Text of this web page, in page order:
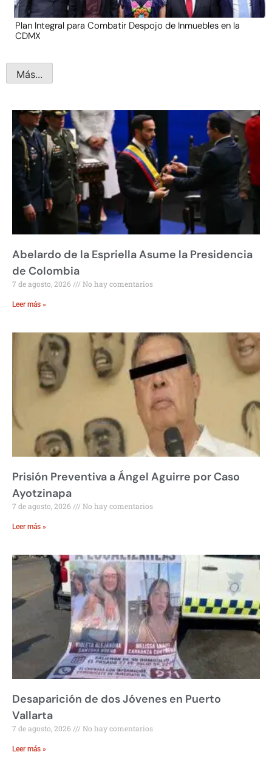
Plan Integral para Combatir Despojo de Inmuebles en la
CDMX
Más...
Abelardo de la Espriella Asume la Presidencia
de Colombia
7 de agosto, 2026 No hay comentarios
Leer más »
Prisión Preventiva a Ángel Aguirre por Caso
Ayotzinapa
7 de agosto, 2026 No hay comentarios
Leer más »
Desaparición de dos Jóvenes en Puerto
Vallarta
7 de agosto, 2026 No hay comentarios
Leer más »